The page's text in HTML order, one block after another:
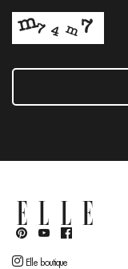
Elle boutique